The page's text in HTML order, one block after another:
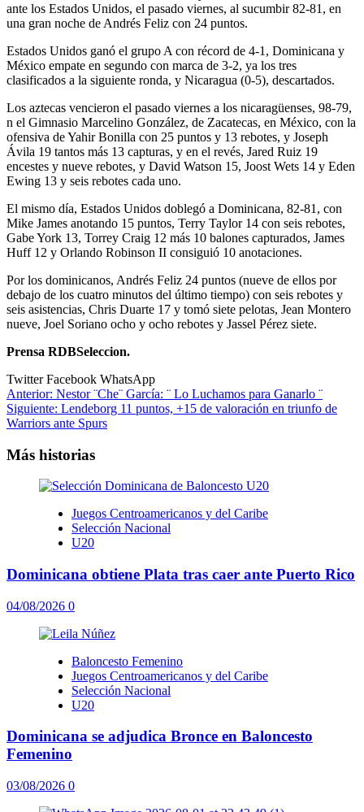
ante los Estados Unidos, el pasado viernes, al sucumbir 82-81, en
una gran noche de Andrés Feliz con 24 puntos.
Estados Unidos ganó el grupo A con récord de 4-1, Dominicana y
México empate en segundo con marca de 3-2, ya los tres
clasificados a la siguiente ronda, y Nicaragua (0-5), descartados.
Los aztecas vencieron el pasado viernes a los nicaragüenses, 98-79,
n el Gimnasio Marcelino González, de Zacatecas, en México, con la
ofensiva de Yahir Bonilla con 25 puntos y 13 rebotes, y Joseph
Ávila 19 tantos más 13 capturas, y en el revés, Jared Ruiz 19
encestes y nueve rebotes, y David Watson 15, Joost Wets 14 y Eden
Ewing 13 y seis rebotes cada uno.
El mismo día, Estados Unidos doblegó a Dominicana, 82-81, con
Mike James anotando 15 puntos, Terry Taylor 14 con seis rebotes,
Gabe York 13, Torrey Craig 12 más 10 balones capturados, James
Huff 12 y Orlando Robinson II consiguió 10 anotaciones.
Por los dominicanos, Andrés Feliz 24 puntos (nueve de ellos por
debajo de los cuatro minutos del último tiempo) con seis rebotes y
seis asistencias, Chris Duarte 17 y tomó siete pelotas, Jean Montero
nueve, Joel Soriano ocho y ocho rebotes y Jassel Pérez siete.
Prensa RDBSeleccion.
TwitterFacebook WhatsApp
Navegación
de
Anterior: Nestor ¨Che¨ García: ¨ Lo Luchamos para Ganarlo ¨
Siguiente: Lendeborg 11 puntos, +15 de valoración en triunfo de
Warriors ante Spurs
Más historias
Juegos Centroamericanos y del Caribe
Selección Nacional
U20
Dominicana obtiene Plata tras caer ante Puerto Rico
04/08/2026 0
Baloncesto Femenino
Juegos Centroamericanos y del Caribe
Selección Nacional
U20
Dominicana se adjudica Bronce en Baloncesto
Femenino
03/08/2026 0